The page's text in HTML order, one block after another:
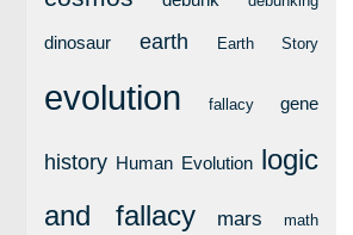
dinosaur earth Earth Story
evolution fallacy gene
history Human Evolution logic
and fallacy
mars math